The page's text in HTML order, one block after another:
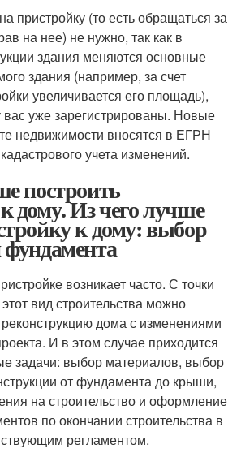
пристройку (то есть обращаться за
на нее) не нужно, так как в
здания меняются основные
здания (например, за счет
увеличивается его площадь),
вас уже зарегистрированы. Новые
недвижимости вносятся в ЕГРН
учета изменений.
построить
дому. Из чего лучше
к дому: выбор
возникает часто. С точки
вид строительства можно
реконструкцию дома с изменениями
И в этом случае приходится
задачи: выбор материалов, выбор
от фундамента до крыши,
на строительство и оформление
по окончании строительства в
регламентом.